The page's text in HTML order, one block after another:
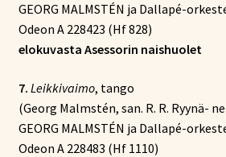
GEORG MALMSTÉN ja Dallapé-
Odeon A 228423 (Hf 828)
elokuvasta Asessorin naishuolet
7. Leikkivaimo, tango
(Georg Malmstén, san. R. R. Ryynä-
GEORG MALMSTÉN ja Dallapé-
Odeon A 228483 (Hf 1110)